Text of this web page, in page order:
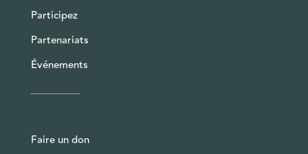
Participez
Partenariats
Événements
Faire un don